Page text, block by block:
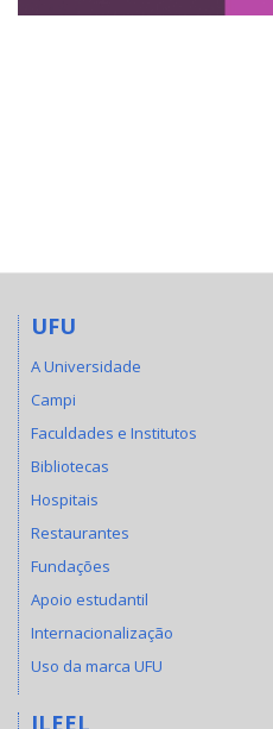
UFU
A Universidade
Campi
Faculdades e Institutos
Bibliotecas
Hospitais
Restaurantes
Fundações
Apoio estudantil
Internacionalização
Uso da marca UFU
ILEEL